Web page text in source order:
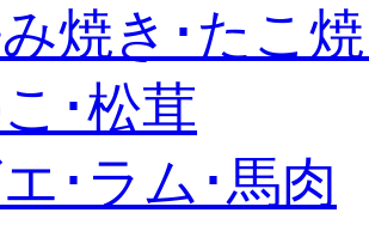
焼き･たこ
･松茸
･ラム･馬肉